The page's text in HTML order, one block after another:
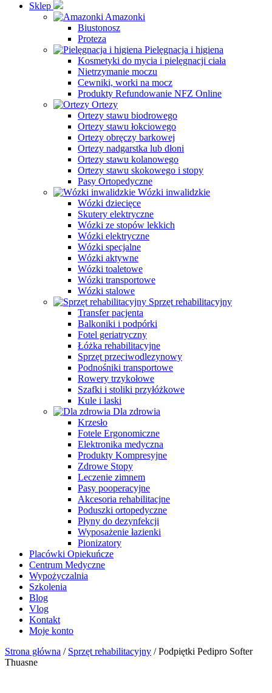
Sklep
Amazonki
Biustonosz
Proteza
Pielęgnacja i higiena
Kosmetyki do mycia i pielęgnacji ciała
Nietrzymanie moczu
Cewniki, worki na mocz
Produkty Refundowanie NFZ Online
Ortezy
Ortezy stawu biodrowego
Ortezy stawu łokciowego
Ortezy obręczy barkowej
Ortezy nadgarstka lub dłoni
Ortezy stawu kolanowego
Ortezy stawu skokowego i stopy
Pasy Ortopedyczne
Wózki inwalidzkie
Wózki dziecięce
Skutery elektryczne
Wózki ze stopów lekkich
Wózki elektryczne
Wózki specjalne
Wózki aktywne
Wózki toaletowe
Wózki transportowe
Wózki stalowe
Sprzęt rehabilitacyjny
Transfer pacjenta
Balkoniki i podpórki
Fotel geriatryczny
Łóżka rehabilitacyjne
Sprzęt przeciwodlezynowy
Podnośniki transportowe
Rowery trzykołowe
Szafki i stoliki przyłóżkowe
Kule i laski
Dla zdrowia
Krzesło
Fotele Ergonomiczne
Elektronika medyczna
Produkty Kompresyjne
Zdrowe Stopy
Leczenie zimnem
Pasy pooperacyjne
Akcesoria rehabilitacjne
Poduszki ortopedyczne
Płyny do dezynfekcji
Wyposażenie łazienki
Pionizatory
Placówki Opiekuńcze
Centrum Medyczne
Wypożyczalnia
Szkolenia
Blog
Vlog
Kontakt
Moje konto
Strona główna / Sprzęt rehabilitacyjny / Podpiętki Pedipro Softer
Thuasne